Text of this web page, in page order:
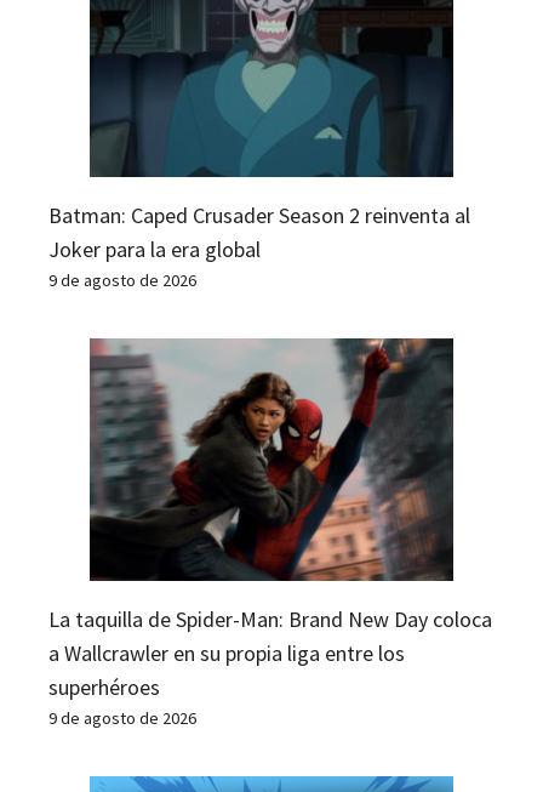
Batman: Caped Crusader Season 2 reinventa al
Joker para la era global
9 de agosto de 2026
La taquilla de Spider-Man: Brand New Day coloca
a Wallcrawler en su propia liga entre los
superhéroes
9 de agosto de 2026